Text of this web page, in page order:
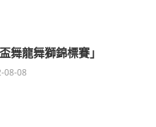
舞龍舞獅錦標賽」
08-08